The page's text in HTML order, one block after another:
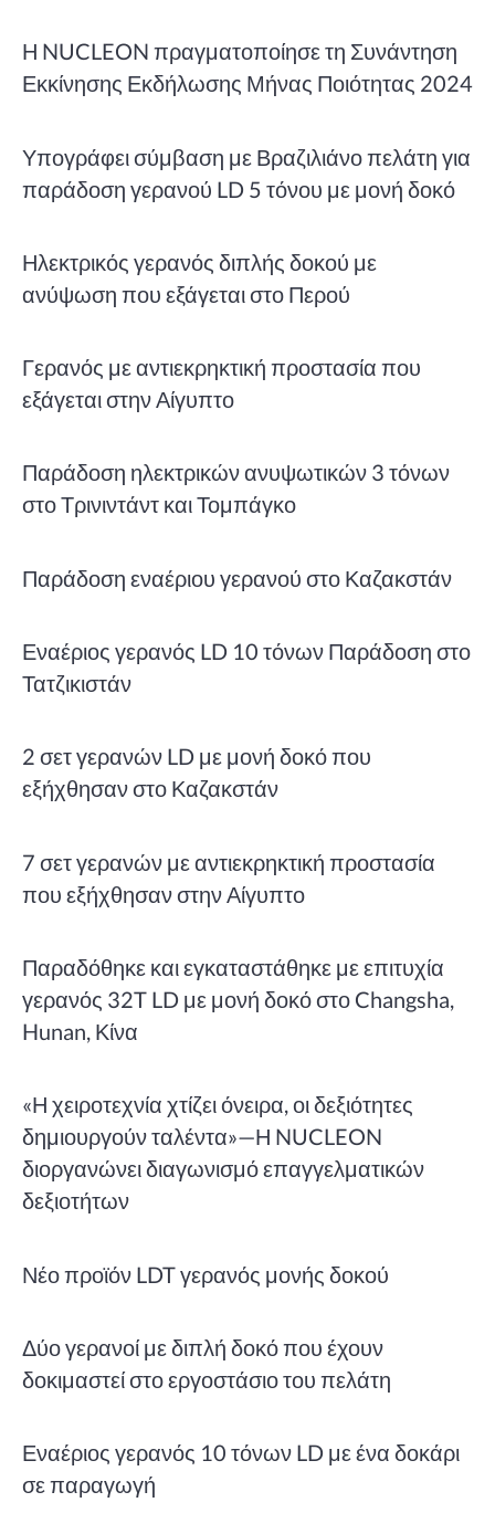
Η NUCLEON πραγματοποίησε τη Συνάντηση
Εκκίνησης Εκδήλωσης Μήνας Ποιότητας 2024
Υπογράφει σύμβαση με Βραζιλιάνο πελάτη για
παράδοση γερανού LD 5 τόνου με μονή δοκό
Ηλεκτρικός γερανός διπλής δοκού με
ανύψωση που εξάγεται στο Περού
Γερανός με αντιεκρηκτική προστασία που
εξάγεται στην Αίγυπτο
Παράδοση ηλεκτρικών ανυψωτικών 3 τόνων
στο Τρινιντάντ και Τομπάγκο
Παράδοση εναέριου γερανού στο Καζακστάν
Εναέριος γερανός LD 10 τόνων Παράδοση στο
Τατζικιστάν
2 σετ γερανών LD με μονή δοκό που
εξήχθησαν στο Καζακστάν
7 σετ γερανών με αντιεκρηκτική προστασία
που εξήχθησαν στην Αίγυπτο
Παραδόθηκε και εγκαταστάθηκε με επιτυχία
γερανός 32T LD με μονή δοκό στο Changsha,
Hunan, Κίνα
«Η χειροτεχνία χτίζει όνειρα, οι δεξιότητες
δημιουργούν ταλέντα»—Η NUCLEON
διοργανώνει διαγωνισμό επαγγελματικών
δεξιοτήτων
Νέο προϊόν LDT γερανός μονής δοκού
Δύο γερανοί με διπλή δοκό που έχουν
δοκιμαστεί στο εργοστάσιο του πελάτη
Εναέριος γερανός 10 τόνων LD με ένα δοκάρι
σε παραγωγή